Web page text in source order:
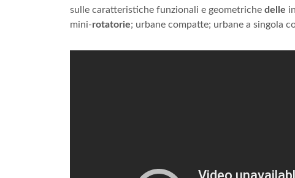
sulle caratteristiche funzionali e geometriche delle
mini-rotatorie; urbane compatte; urbane a singola